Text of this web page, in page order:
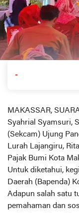
-
MAKASSAR,
Syahrial Syamsuri,
(Sekcam) Ujung
Lurah Lajangiru,
Pajak Bumi Kota
Untuk diketahui,
Daerah (Bapenda)
Adapun salah satu
pemahaman dan